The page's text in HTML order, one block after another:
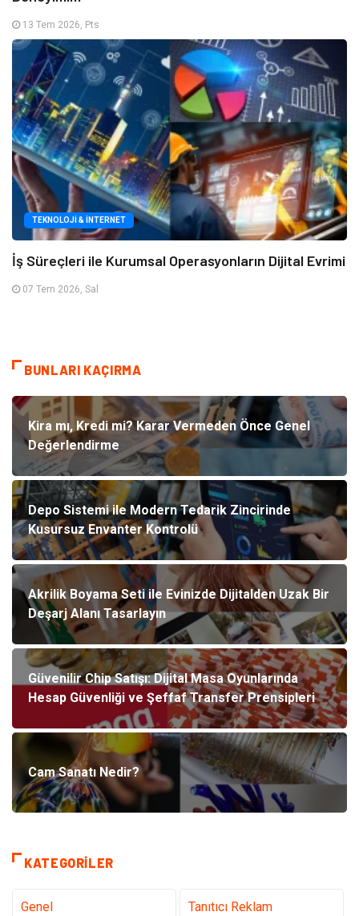
13 Tem 2026, Pts
TEKNOLOJI & İNTERNET
İş Süreçleri ile Kurumsal Operasyonların Dijital Evrimi
07 Tem 2026, Sal
BUNLARI KAÇIRMA
Kira mı, Kredi mi? Karar Vermeden Önce Genel
Değerlendirme
Depo Sistemi ile Modern Tedarik Zincirinde
Kusursuz Envanter Kontrolü
Akrilik Boyama Seti ile Evinizde Dijitalden Uzak Bir
Deşarj Alanı Tasarlayın
Güvenilir Chip Satışı: Dijital Masa Oyunlarında
Hesap Güvenliği ve Şeffaf Transfer Prensipleri
Cam Sanatı Nedir?
KATEGORILER
Genel Tanıtıcı Reklam